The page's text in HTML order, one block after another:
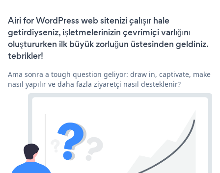
Airi for WordPress web sitenizi çalışır hale
getirdiyseniz, işletmelerinizin çevrimiçi varlığını
oluştururken ilk büyük zorluğun üstesinden geldiniz.
tebrikler!
Ama sonra a tough question geliyor: draw in, captivate, make
nasıl yapılır ve daha fazla ziyaretçi nasıl desteklenir?